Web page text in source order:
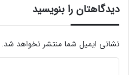
دیدگاهتان را بنویسید
نشانی ایمیل شما منتشر نخواهد شد.